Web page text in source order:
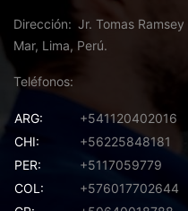
Dirección
Jr. Tomas
Mar, Lima, Perú.
Teléfonos
ARG:
+541120402016
CHI:
+56225848181
PER:
+5117059779
COL:
+576017702644